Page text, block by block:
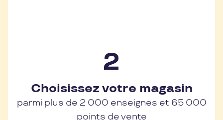
Choisissez votre magasin
parmi plus de 2 000 enseignes et 65 000
points de vente